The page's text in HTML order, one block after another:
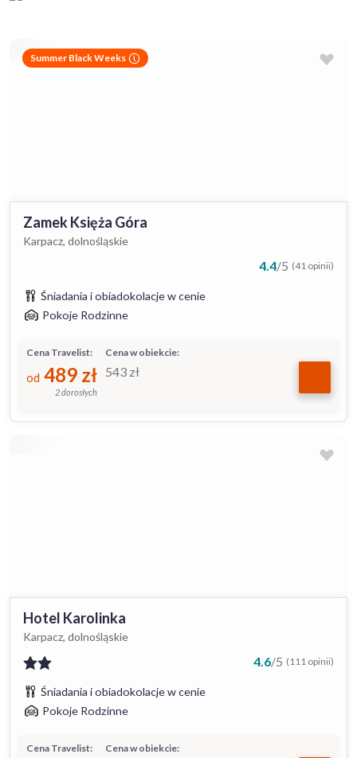
Summer Black Weeks
Zamek Księża Góra
Karpacz, dolnośląskie
4.4/5 (41 opinii)
Śniadania i obiadokolacje w cenie
Pokoje Rodzinne
Cena w obiekcie:
543 zł
Cena Travelist:
od 489 zł
2 dorosłych
Hotel Karolinka
Karpacz, dolnośląskie
4.6/5 (111 opinii)
Śniadania i obiadokolacje w cenie
Pokoje Rodzinne
Cena w obiekcie:
Cena Travelist: